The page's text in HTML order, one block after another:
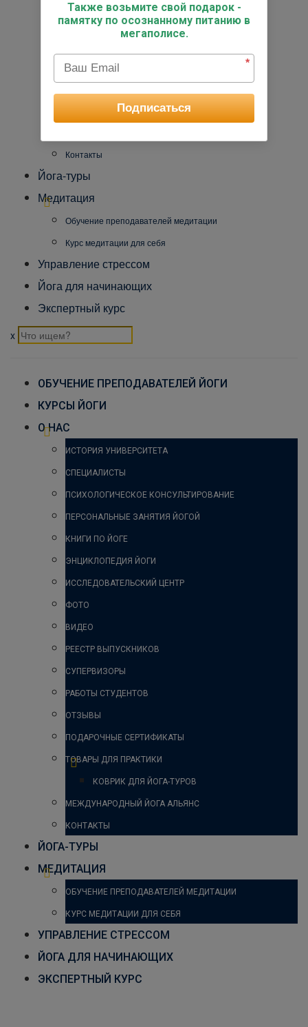
Работы студентов
Подарочные сертификаты
Коврик для йога-туров
Контакты
Йога-туры
Медитация
Обучение преподавателей медитации
Курс медитации для себя
Управление стрессом
Йога для начинающих
Экспертный курс
x
ОБУЧЕНИЕ ПРЕПОДАВАТЕЛЕЙ ЙОГИ
КУРСЫ ЙОГИ
О НАС
ИСТОРИЯ УНИВЕРСИТЕТА
СПЕЦИАЛИСТЫ
ПСИХОЛОГИЧЕСКОЕ КОНСУЛЬТИРОВАНИЕ
ПЕРСОНАЛЬНЫЕ ЗАНЯТИЯ ЙОГОЙ
КНИГИ ПО ЙОГЕ
ЭНЦИКЛОПЕДИЯ ЙОГИ
ИССЛЕДОВАТЕЛЬСКИЙ ЦЕНТР
ФОТО
ВИДЕО
РЕЕСТР ВЫПУСКНИКОВ
СУПЕРВИЗОРЫ
РАБОТЫ СТУДЕНТОВ
ОТЗЫВЫ
ПОДАРОЧНЫЕ СЕРТИФИКАТЫ
ТОВАРЫ ДЛЯ ПРАКТИКИ
КОВРИК ДЛЯ ЙОГА-ТУРОВ
МЕЖДУНАРОДНЫЙ ЙОГА АЛЬЯНС
КОНТАКТЫ
ЙОГА-ТУРЫ
МЕДИТАЦИЯ
ОБУЧЕНИЕ ПРЕПОДАВАТЕЛЕЙ МЕДИТАЦИИ
КУРС МЕДИТАЦИИ ДЛЯ СЕБЯ
УПРАВЛЕНИЕ СТРЕССОМ
ЙОГА ДЛЯ НАЧИНАЮЩИХ
ЭКСПЕРТНЫЙ КУРС
Также возьмите свой подарок -
памятку по осознанному питанию в
мегаполисе.
*
Подписаться